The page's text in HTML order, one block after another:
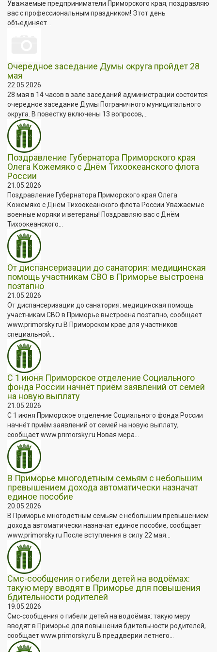
Уважаемые предприниматели Приморского края, поздравляю
вас с профессиональным праздником! Этот день
объединяет...
Очередное заседание Думы округа пройдет 28
мая
22.05.2026
28 мая в 14 часов в зале заседаний администрации состоится
очередное заседание Думы Пограничного муниципального
округа. В повестку включены 13 вопросов,...
Поздравление Губернатора Приморского края
Олега Кожемяко с Днём Тихоокеанского флота
России
21.05.2026
Поздравление Губернатора Приморского края Олега
Кожемяко с Днём Тихоокеанского флота России Уважаемые
военные моряки и ветераны! Поздравляю вас с Днём
Тихоокеанского...
От диспансеризации до санатория: медицинская
помощь участникам СВО в Приморье выстроена
поэтапно
21.05.2026
От диспансеризации до санатория: медицинская помощь
участникам СВО в Приморье выстроена поэтапно, сообщает
www.primorsky.ru В Приморском крае для участников
специальной...
С 1 июня Приморское отделение Социального
фонда России начнёт приём заявлений от семей
на новую выплату
21.05.2026
С 1 июня Приморское отделение Социального фонда России
начнёт приём заявлений от семей на новую выплату,
сообщает www.primorsky.ru Новая мера...
В Приморье многодетным семьям с небольшим
превышением дохода автоматически назначат
единое пособие
20.05.2026
В Приморье многодетным семьям с небольшим превышением
дохода автоматически назначат единое пособие, сообщает
www.primorsky.ru После вступления в силу 22 мая...
Смс-сообщения о гибели детей на водоёмах:
такую меру вводят в Приморье для повышения
бдительности родителей
19.05.2026
Смс-сообщения о гибели детей на водоёмах: такую меру
вводят в Приморье для повышения бдительности родителей,
сообщает www.primorsky.ru В преддверии летнего...